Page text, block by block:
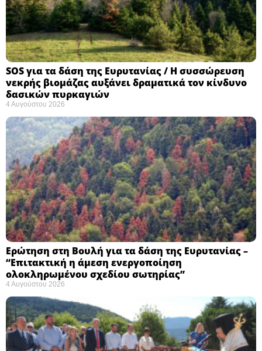
SOS για τα δάση της Ευρυτανίας / Η συσσώρευση
νεκρής βιομάζας αυξάνει δραματικά τον κίνδυνο
δασικών πυρκαγιών
4 Αυγούστου 2026
Ερώτηση στη Βουλή για τα δάση της Ευρυτανίας –
“Eπιτακτική η άμεση ενεργοποίηση
ολοκληρωμένου σχεδίου σωτηρίας”
4 Αυγούστου 2026